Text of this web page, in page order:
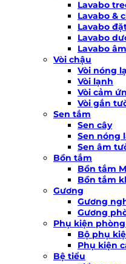
Lavabo
Lavabo &
Lavabo
Lavabo
Lavabo
Vòi chậu
Vòi nóng
Vòi lạnh
Vòi cảm
Vòi gắn
Sen tắm
Sen cây
Sen nóng
Sen âm
Bồn tắm
Bồn tắm
Bồn tắm
Gương
Gương
Gương
Phụ kiện
Bộ phụ
Phụ kiện
Bệ tiểu